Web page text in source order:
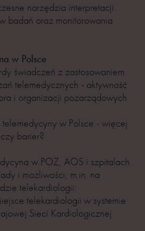
narzędzia interpretacji
badań oraz monitorowania
w Polsce
świadczeń z zastosowaniem
telemedycznych - aktywność
i organizacji pozarządowych
telemedycyny w Polsce - więcej
barier?
w POZ, AOS i szpitalach
i możliwości, m.in. na
telekardiologii:
telekardiologii w systemie
Sieci Kardiologicznej